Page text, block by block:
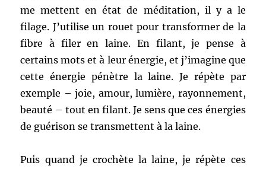
me mettent en état de méditation, il y a le
filage. J’utilise un rouet pour transformer de la
fibre à filer en laine. En filant, je pense à
certains mots et à leur énergie, et j’imagine que
cette énergie pénètre la laine. Je répète par
exemple – joie, amour, lumière, rayonnement,
beauté – tout en filant. Je sens que ces énergies
de guérison se transmettent à la laine.
Puis quand je crochète la laine, je répète ces